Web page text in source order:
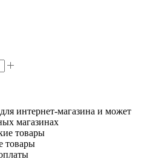
интернет-магазина и может
магазинах
товары